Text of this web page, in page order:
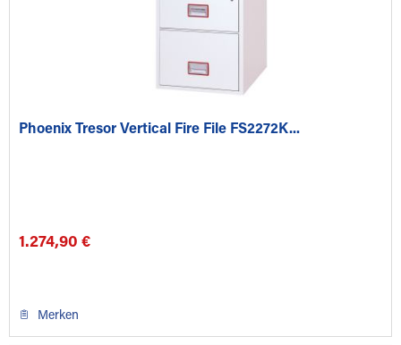
Phoenix Tresor Vertical Fire File FS2272K...
1.274,90 €
Merken